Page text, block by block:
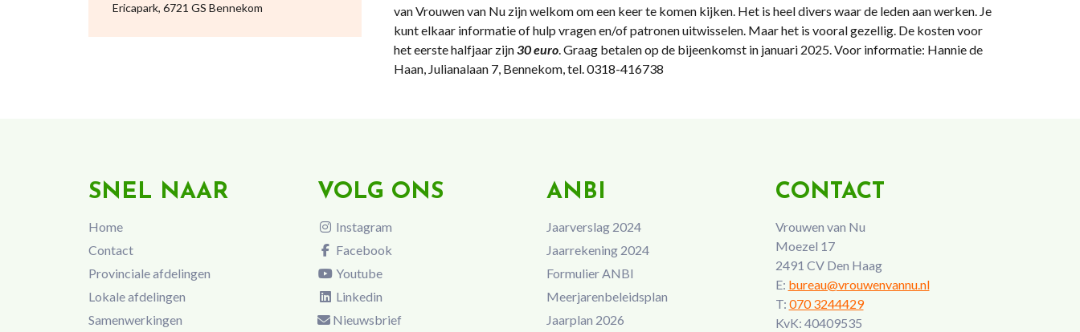
Ericapark, 6721 GS Bennekom
van Vrouwen van Nu zijn welkom om een keer te komen kijken. Het is heel divers waar de leden aan werken. Je
kunt elkaar informatie of hulp vragen en/of patronen uitwisselen. Maar het is vooral gezellig. De kosten voor
het eerste halfjaar zijn30 euro. Graag betalen op de bijeenkomst in januari 2025. Voor informatie: Hannie de
Haan, Julianalaan 7, Bennekom, tel. 0318-416738
SNEL NAAR
Home
Contact
Provinciale afdelingen
Lokale afdelingen
Samenwerkingen
VOLG ONS
Instagram
Facebook
Youtube
Linkedin
Nieuwsbrief
ANBI
Jaarverslag 2024
Jaarrekening 2024
Formulier ANBI
Meerjarenbeleidsplan
Jaarplan 2026
CONTACT
Vrouwen van Nu
Moezel 17
2491 CV Den Haag
E: bureau@vrouwenvannu.nl
T: 070 3244429
KvK: 40409535